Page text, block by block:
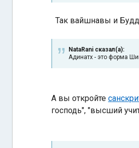
Так вайшнавы и
NataRani сказал(а):
Адинатх - это форма
А вы откройте
господь", "высший